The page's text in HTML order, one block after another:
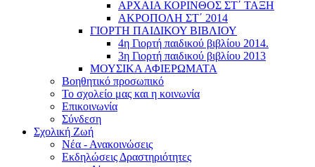
ΑΡΧΑΙΑ ΚΟΡΙΝΘΟΣ ΣΤ΄ ΤΑΞΗ
ΑΚΡΟΠΟΛΗ ΣΤ΄ 2014
ΓΙΟΡΤΗ ΠΑΙΔΙΚΟΥ ΒΙΒΛΙΟΥ
4η Γιορτή παιδικού βιβλίου 2014.
3η Γιορτή παιδικού βιβλίου 2013
ΜΟΥΣΙΚΑ ΑΦΙΕΡΩΜΑΤΑ
Βοηθητικό προσωπικό
Το σχολείο μας και η κοινωνία
Επικοινωνία
Σύνδεση
Σχολική Ζωή
Νέα - Ανακοινώσεις
Εκδηλώσεις Δραστηριότητες